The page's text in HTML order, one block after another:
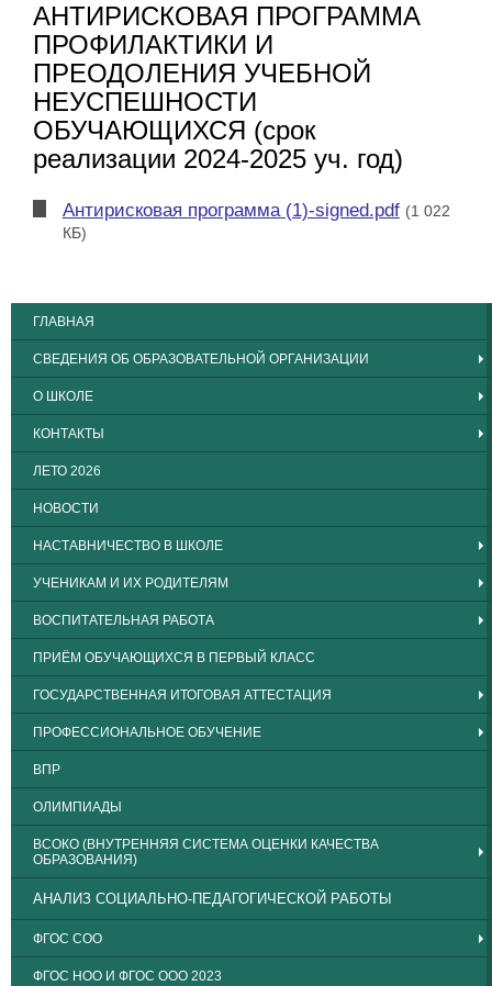
АНТИРИСКОВАЯ ПРОГРАММА
ПРОФИЛАКТИКИ И
ПРЕОДОЛЕНИЯ УЧЕБНОЙ
НЕУСПЕШНОСТИ
ОБУЧАЮЩИХСЯ (срок
реализации 2024-2025 уч. год)
Антирисковая программа (1)-signed.pdf (1 022
КБ)
ГЛАВНАЯ
СВЕДЕНИЯ ОБ ОБРАЗОВАТЕЛЬНОЙ ОРГАНИЗАЦИИ
О ШКОЛЕ
КОНТАКТЫ
ЛЕТО 2026
НОВОСТИ
НАСТАВНИЧЕСТВО В ШКОЛЕ
УЧЕНИКАМ И ИХ РОДИТЕЛЯМ
ВОСПИТАТЕЛЬНАЯ РАБОТА
ПРИЁМ ОБУЧАЮЩИХСЯ В ПЕРВЫЙ КЛАСС
ГОСУДАРСТВЕННАЯ ИТОГОВАЯ АТТЕСТАЦИЯ
ПРОФЕССИОНАЛЬНОЕ ОБУЧЕНИЕ
ВПР
ОЛИМПИАДЫ
ВСОКО (ВНУТРЕННЯЯ СИСТЕМА ОЦЕНКИ КАЧЕСТВА
ОБРАЗОВАНИЯ)
АНАЛИЗ СОЦИАЛЬНО-ПЕДАГОГИЧЕСКОЙ РАБОТЫ
ФГОС СОО
ФГОС НОО И ФГОС ООО 2023